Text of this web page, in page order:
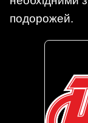
подорожей.